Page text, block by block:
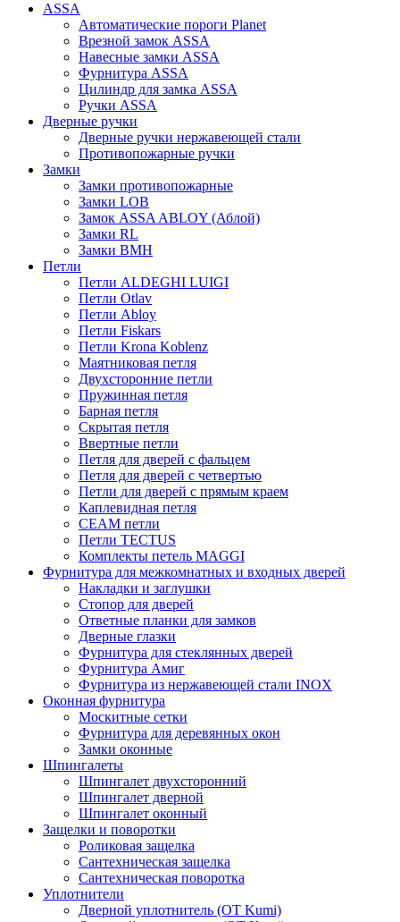
ASSA
Автоматические пороги Planet
Врезной замок ASSA
Навесные замки ASSA
Фурнитура ASSA
Цилиндр для замка ASSA
Ручки ASSA
Дверные ручки
Дверные ручки нержавеющей стали
Противопожарные ручки
Замки
Замки противопожарные
Замки LOB
Замок ASSA ABLOY (Аблой)
Замки RL
Замки BMH
Петли
Петли ALDEGHI LUIGI
Петли Otlav
Петли Abloy
Петли Fiskars
Петли Krona Koblenz
Маятниковая петля
Двухсторонние петли
Пружинная петля
Барная петля
Скрытая петля
Ввертные петли
Петля для дверей с фальцем
Петля для дверей с четвертью
Петли для дверей с прямым краем
Каплевидная петля
CEAM петли
Петли TECTUS
Комплекты петель MAGGI
Фурнитура для межкомнатных и входных дверей
Накладки и заглушки
Стопор для дверей
Ответные планки для замков
Дверные глазки
Фурнитура для стеклянных дверей
Фурнитура Амиг
Фурнитура из нержавеющей стали INOX
Оконная фурнитура
Москитные сетки
Фурнитура для деревянных окон
Замки оконные
Шпингалеты
Шпингалет двухсторонний
Шпингалет дверной
Шпингалет оконный
Защелки и поворотки
Роликовая защелка
Сантехническая защелка
Сантехническая поворотка
Уплотнители
Дверной уплотнитель (OT Kumi)